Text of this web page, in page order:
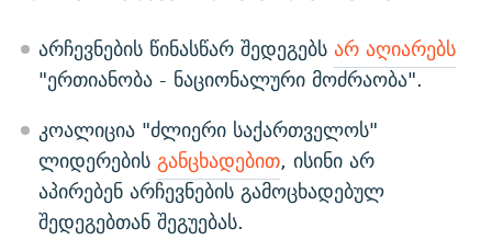
არჩევნების წინასწარ შედეგებს არ აღიარებს
"ერთიანობა - ნაციონალური მოძრაობა".
კოალიცია "ძლიერი საქართველოს"
ლიდერებისგანცხადებით, ისინი არ
აპირებენ არჩევნების გამოცხადებულ
შედეგებთან შეგუებას.